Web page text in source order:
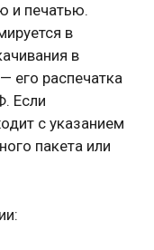
и печатью.
в
в
его распечатка
Если
с указанием
пакета или